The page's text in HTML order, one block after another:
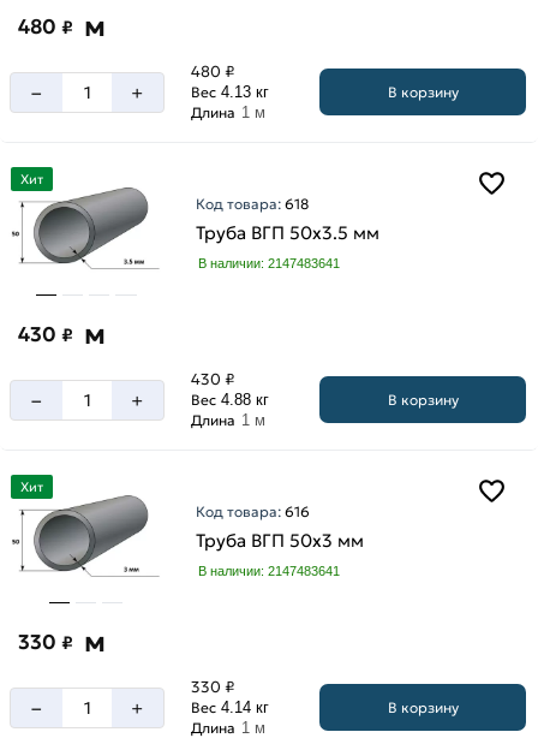
480 ₽ м
– +
480 ₽
Вес 4.13 кг
Длина 1 м
В корзину
Хит
Код товара:618
Труба ВГП 50х3.5 мм
В наличии: 2147483641
430 ₽ м
– +
430 ₽
Вес 4.88 кг
Длина 1 м
В корзину
Хит
Код товара:616
Труба ВГП 50х3 мм
В наличии: 2147483641
330 ₽ м
– +
330 ₽
Вес 4.14 кг
Длина 1 м
В корзину